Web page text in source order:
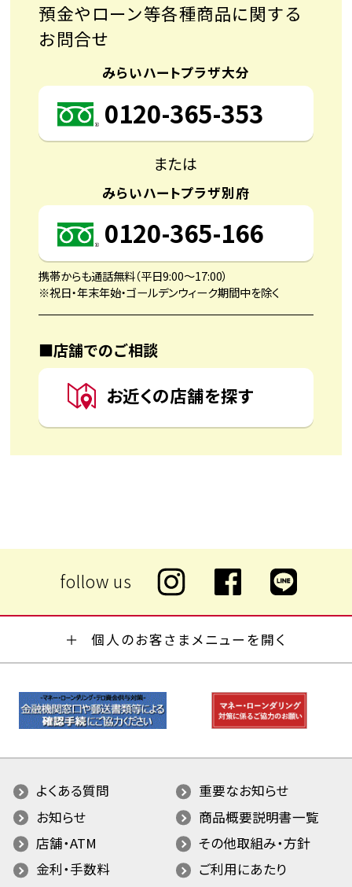
預金やローン等各種商品に関する
お問合せ
みらいハートプラザ大分
0120-365-353
または
みらいハートプラザ別府
0120-365-166
携帯からも通話無料（平日9:00〜17:00）
※祝日・年末年始・ゴールデンウィーク期間中を除く
■店舗でのご相談
お近くの店舗を探す
個人のお客さまメニューを開く
よくある質問
重要なお知らせ
お知らせ
商品概要説明書一覧
店舗・ATM
その他取組み・方針
金利・手数料
ご利用にあたり